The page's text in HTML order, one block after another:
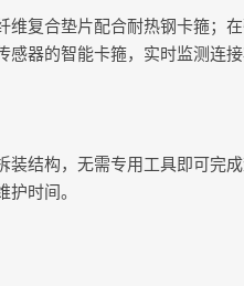
维复合垫片配合耐热钢卡箍；
器的智能卡箍，实时监测连接
装结构，无需专用工具即可完
时间。